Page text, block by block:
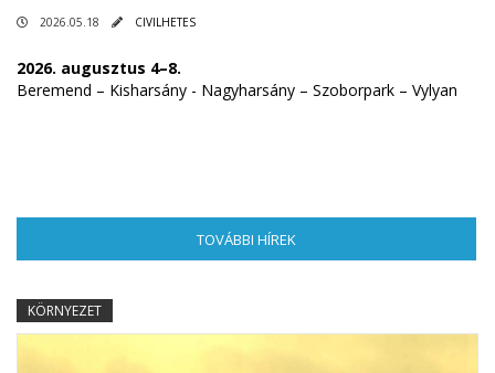
2026.05.18 CIVILHETES
2026. augusztus 4–8.
Beremend – Kisharsány - Nagyharsány – Szoborpark – Vylyan
TOVÁBBI HÍREK
KÖRNYEZET